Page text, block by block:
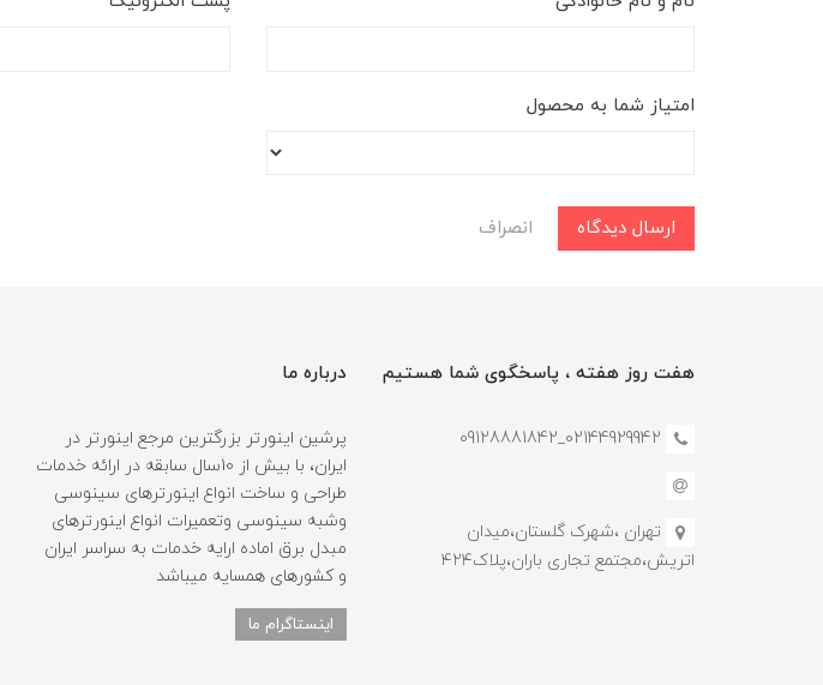
امتیاز شما به محصول
ارسال دیدگاه انصراف
هفت روز هفته ، پاسخگوی شما هستیم
02144929942_09128881842
تهران ،شهرک گلستان،میدان
اتریش،مجتمع تجاری باران،پلاک۴۲۴
درباره ما
پرشین اینورتر بزرگترین مرجع اینورتر در
ایران، با بیش از 10سال سابقه در ارائه خدمات
طراحی و ساخت انواع اینورترهای سینوسی
وشبه سینوسی وتعمیرات انواع اینورترهای
مبدل برق اماده ارایه خدمات به سراسر ایران
و کشورهای همسایه میباشد
اینستاگرام ما